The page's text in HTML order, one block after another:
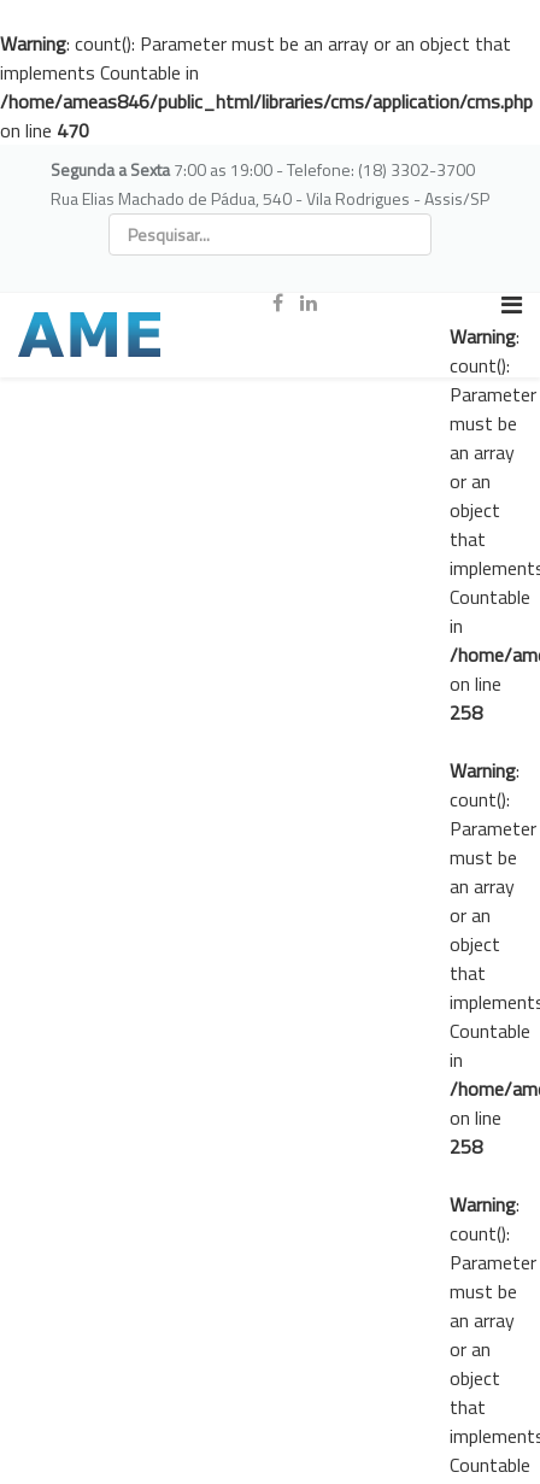
Warning: count(): Parameter must be an array or an object that
implements Countable in
/home/ameas846/public_html/libraries/cms/application/cms.php
on line 470
Segunda a Sexta7:00 as 19:00 - Telefone: (18) 3302-3700
Rua Elias Machado de Pádua, 540 - Vila Rodrigues - Assis/SP
Warning:
count():
Parameter
must be
an array
or an
object
that
Countable
in
/home/
on line
258
Warning:
count():
Parameter
must be
an array
or an
object
that
Countable
in
/home/
on line
258
Warning:
count():
Parameter
must be
an array
or an
object
that
Countable